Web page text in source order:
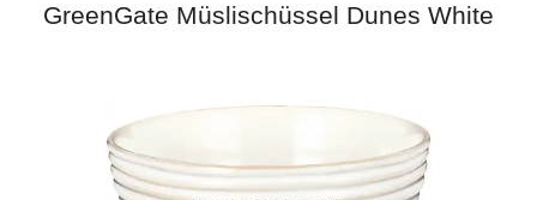
GreenGate Müslischüssel Dunes White